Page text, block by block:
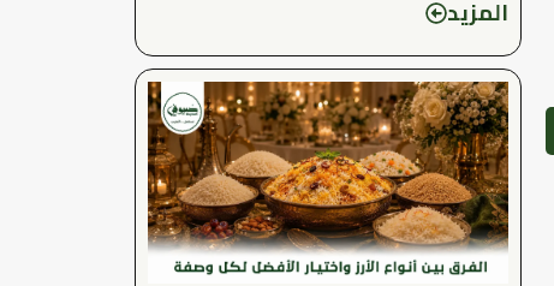
المزيد